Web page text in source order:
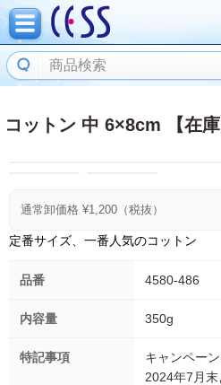
コットン 中 6×8cm 【在庫
通常卸価格 ¥1,200 （税抜）
定番サイズ、一番人気のコットン
品番 4580-486
内容量 350g
特記事項
キャンペー
2024年7月